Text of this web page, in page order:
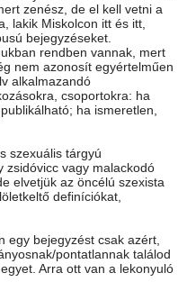
zenész, de el kell vetni a
lakik Miskolcon itt és itt,
bejegyzéseket.
rendben vannak, mert
nem azonosít egyértelműen
alkalmazandó
csoportokra: ha
ha ismeretlen,
szexuális tárgyú
zsidóvicc vagy malackodó
elvetjük az öncélú szexista
definíciókat,
egy bejegyzést csak azért,
pontatlannak találod
Arra ott van a lekonyuló